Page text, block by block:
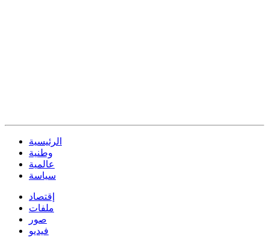
الرئيسية
وطنية
عالمية
سياسة
إقتصاد
ملفات
صور
فيديو